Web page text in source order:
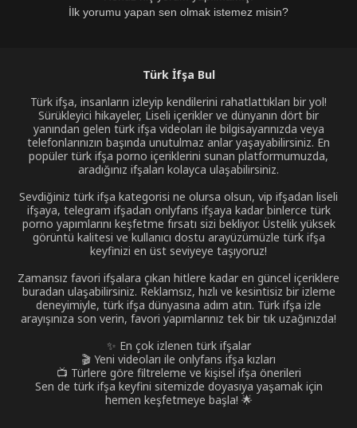
İlk yorumu yapan sen olmak istemez misin?
Türk İfşa Bul
Türk ifşa, insanların izleyip kendilerini rahatlattıkları bir yol!
Sürükleyici hikayeler, Liseli içerikler ve dünyanın dört bir
yanından gelen türk ifşa videoları ile bilgisayarınızda veya
telefonlarınızın başında unutulmaz anlar yaşayabilirsiniz. En
popüler türk ifşa porno içeriklerini sunan platformumuzda,
aradığınız ifşaları kolayca ulaşabilirsiniz.
Sevdiğiniz türk ifşa kategorisi ne olursa olsun, vip ifşadan liseli
ifşaya, telegram ifşadan onlyfans ifşaya kadar binlerce türk
porno yapımlarını keşfetme fırsatı sizi bekliyor. Üstelik yüksek
görüntü kalitesi ve kullanıcı dostu arayüzümüzle türk ifşa
keyfinizi en üst seviyeye taşıyoruz!
Zamansız favori ifşalara çıkan hitlere kadar en güncel içeriklere
buradan ulaşabilirsiniz. Reklamsız, hızlı ve kesintisiz bir izleme
deneyimiyle, türk ifşa dünyasına adım atın. Türk ifşa izle
arayışınıza son verin, favori yapımlarınız tek bir tık uzağınızda!
✨ En çok izlenen türk ifşalar
🎬 Yeni videoları ile onlyfans ifşa kızları
📺 Türlere göre filtreleme ve kişisel ifşa önerileri
Sen de türk ifşa keyfini sitemizde doyasıya yaşamak için
hemen keşfetmeye başla! 🌟